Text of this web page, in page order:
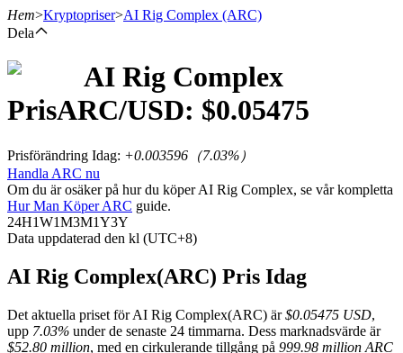
USDT Futures
Hem>Kryptopriser>AI Rig Complex (ARC)
Dela
AI Rig Complex
PrisARC/USD: $0.05475
Prisförändring Idag: +0.003596 （7.03%）
Handla ARC nu
Om du är osäker på hur du köper AI Rig Complex, se vår kompletta
Hur Man Köper ARC guide.
24H1W1M3M1Y3Y
Data uppdaterad den kl (UTC+8)
AI Rig Complex(ARC) Pris Idag
Det aktuella priset för AI Rig Complex(ARC) är$0.05475 USD,
upp 7.03% under de senaste 24 timmarna. Dess marknadsvärde är
$52.80 million, med en cirkulerande tillgång på 999.98 million ARC